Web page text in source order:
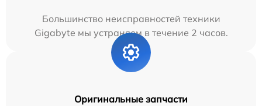
Большинство неисправностей техники
Gigabyte мы устраняем в течение 2 часов.
Оригинальные запчасти